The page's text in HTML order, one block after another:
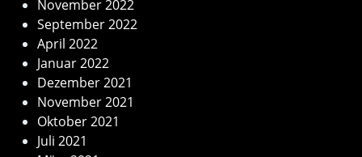
November 2022
September 2022
April 2022
Januar 2022
Dezember 2021
November 2021
Oktober 2021
Juli 2021